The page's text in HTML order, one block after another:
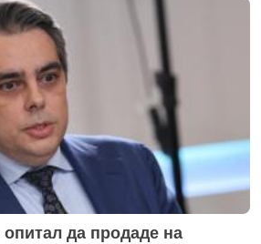
да продаде на